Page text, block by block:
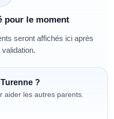
pour le moment
seront affichés ici après
?
aider les autres parents.